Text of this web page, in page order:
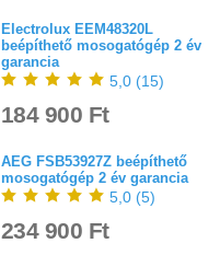
Electrolux EEM48320L
beépíthető mosogatógép 2 év
garancia
5,0 (15)
184 900 Ft
AEG FSB53927Z beépíthető
mosogatógép 2 év garancia
5,0 (5)
234 900 Ft